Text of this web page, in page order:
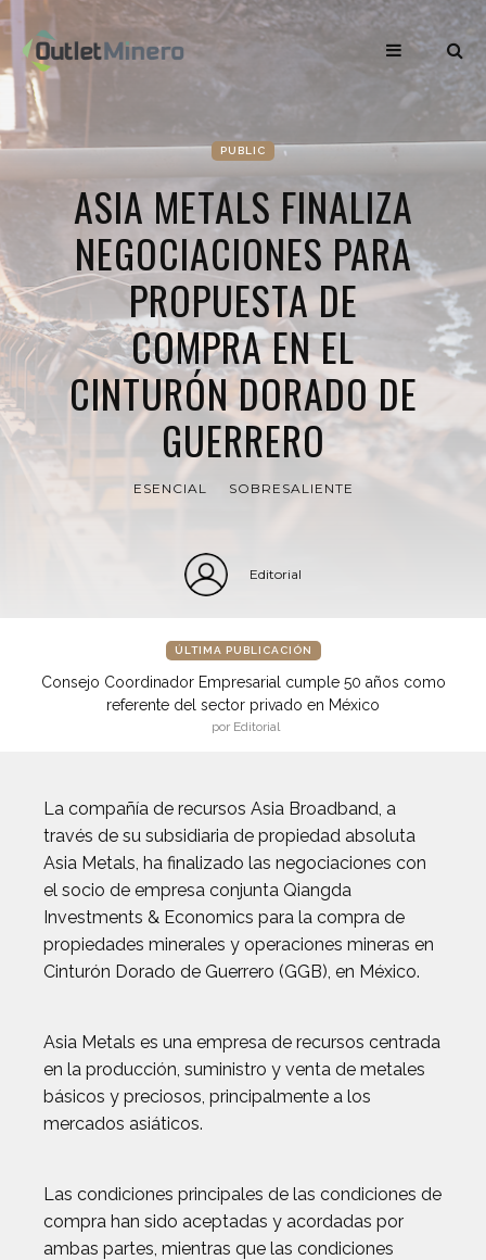
PUBLIC
ASIA METALS FINALIZA
NEGOCIACIONES PARA
PROPUESTA DE
COMPRA EN EL
CINTURÓN DORADO DE
GUERRERO
ESENCIAL SOBRESALIENTE
Editorial
ÚLTIMA PUBLICACIÓN
Consejo Coordinador Empresarial cumple 50 años como
referente del sector privado en México
por Editorial
La compañía de recursos Asia Broadband, a
través de su subsidiaria de propiedad absoluta
Asia Metals, ha finalizado las negociaciones con
el socio de empresa conjunta Qiangda
Investments & Economics para la compra de
propiedades minerales y operaciones mineras en
Cinturón Dorado de Guerrero (GGB), en México.
Asia Metals es una empresa de recursos centrada
en la producción, suministro y venta de metales
básicos y preciosos, principalmente a los
mercados asiáticos.
Las condiciones principales de las condiciones de
compra han sido aceptadas y acordadas por
ambas partes, mientras que las condiciones